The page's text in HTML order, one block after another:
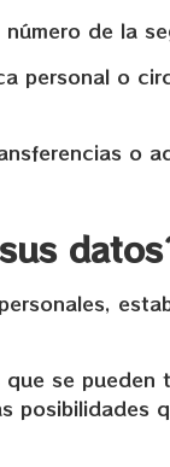
de la
personal o
o
se pueden
posibilidades